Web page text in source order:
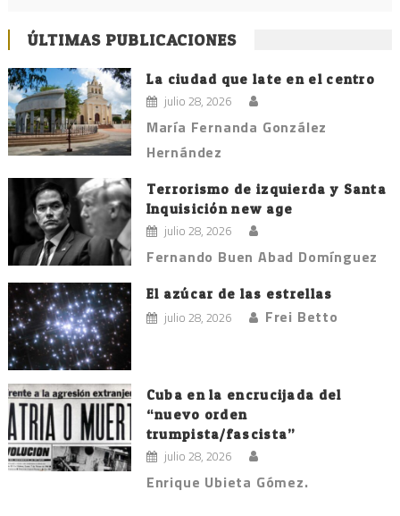
ÚLTIMAS PUBLICACIONES
La ciudad que late en el centro
julio 28, 2026
María Fernanda González
Hernández
Terrorismo de izquierda y Santa
Inquisición new age
julio 28, 2026
Fernando Buen Abad Domínguez
El azúcar de las estrellas
julio 28, 2026 Frei Betto
Cuba en la encrucijada del
“nuevo orden
trumpista/fascista”
julio 28, 2026
Enrique Ubieta Gómez.